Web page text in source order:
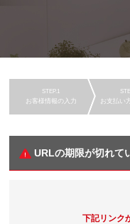
お客様情報の入力 お支払い
URLの期限が切れて
下記リンク